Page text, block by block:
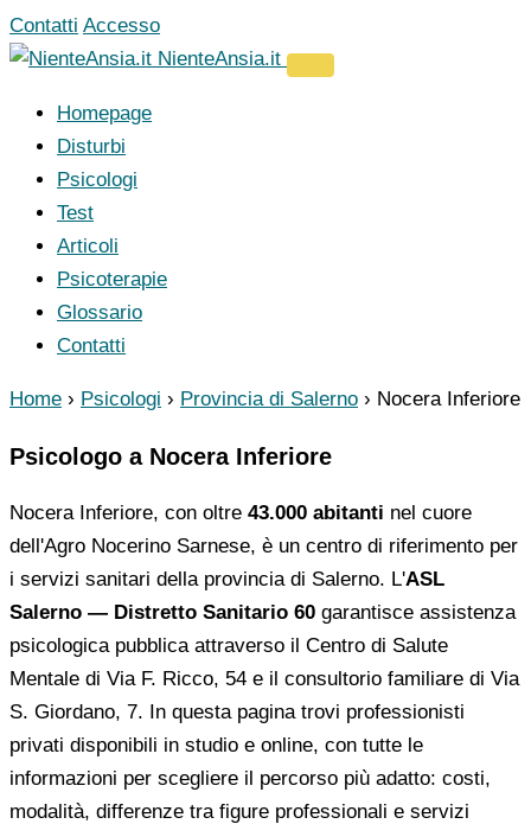
Vai
al
Contatti Accesso
NienteAnsia.it
Homepage
Disturbi
Psicologi
Test
Articoli
Psicoterapie
Glossario
Contatti
Home › Psicologi › Provincia di Salerno › Nocera Inferiore
Psicologo a Nocera Inferiore
Nocera Inferiore, con oltre 43.000 abitanti nel cuore
dell'Agro Nocerino Sarnese, è un centro di riferimento per
i servizi sanitari della provincia di Salerno. L'ASL
Salerno — Distretto Sanitario 60 garantisce assistenza
psicologica pubblica attraverso il Centro di Salute
Mentale di Via F. Ricco, 54 e il consultorio familiare di Via
S. Giordano, 7. In questa pagina trovi professionisti
privati disponibili in studio e online, con tutte le
informazioni per scegliere il percorso più adatto: costi,
modalità, differenze tra figure professionali e servizi